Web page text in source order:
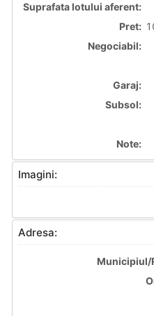
Suprafata lotului aferent:
Pret:
Negociabil:
Garaj:
Subsol:
Note:
Imagini:
Adresa:
Municipiul/